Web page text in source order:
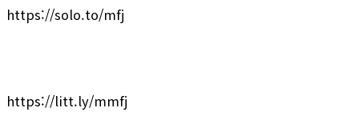
https://solo.to/mfj
https://litt.ly/mmfj